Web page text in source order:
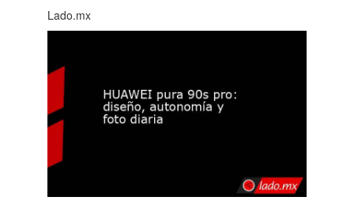
Lado.mx